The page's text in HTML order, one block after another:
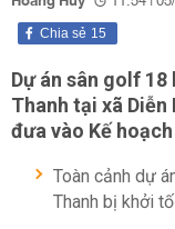
15
Chia sẻ
Dự án sân golf
Thanh tại xã Diễn
đưa vào Kế
Toàn cảnh dự
Thanh bị khởi tố